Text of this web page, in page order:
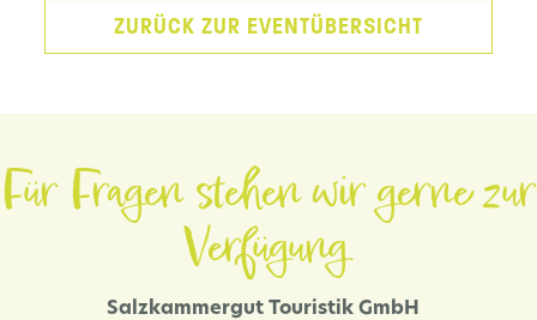
ZURÜCK ZUR EVENTÜBERSICHT
Für Fragen stehen wir gerne zur
Verfügung.
Salzkammergut Touristik GmbH